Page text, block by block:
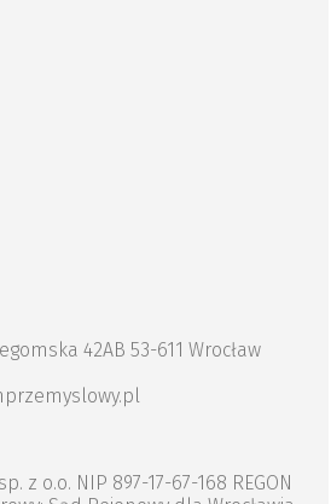
42AB 53-611 Wrocław
z o.o. NIP 897-17-67-168 REGON